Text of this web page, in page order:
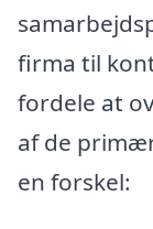
firma til
fordele at
af de
en forskel: